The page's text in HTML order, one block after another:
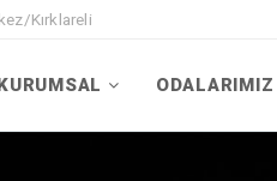
Kırklareli
ODALARIMIZ